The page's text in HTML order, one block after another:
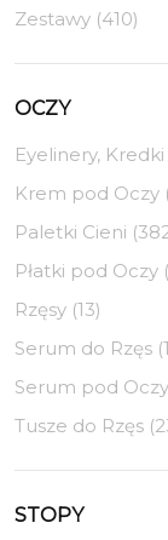
Zestawy (410)
OCZY
Eyelinery, Kredki
Krem pod Oczy
Paletki Cieni
Płatki pod Oczy
Rzęsy (13)
Serum do Rzęs
Serum pod
Tusze do Rzęs
STOPY